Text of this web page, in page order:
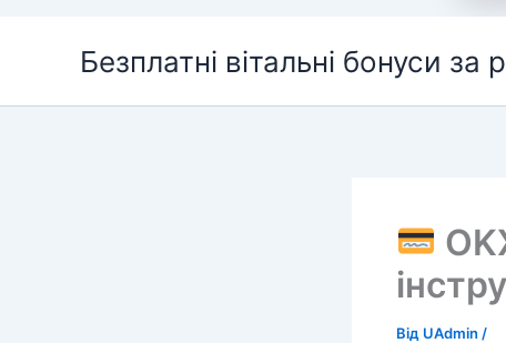
Безплатні вітальні бонуси
Від UAdmin /